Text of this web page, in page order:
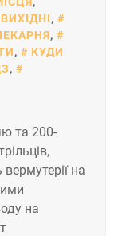
ВИХІДНІ,
,
,
КУДИ
,
та 200-
на
на